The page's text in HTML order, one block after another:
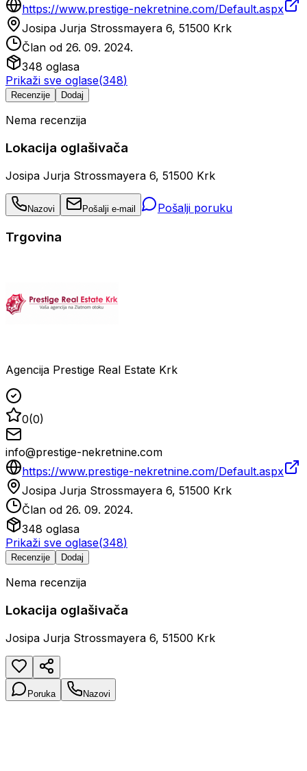
https://www.prestige-nekretnine.com/Default.aspx
Josipa Jurja Strossmayera 6, 51500 Krk
Član od 26. 09. 2024.
348 oglasa
Prikaži sve oglase(348)
Recenzije Dodaj
Nema recenzija
Lokacija oglašivača
Josipa Jurja Strossmayera 6, 51500 Krk
Nazovi Pošalji e-mail Pošalji poruku
Trgovina
Agencija Prestige Real Estate Krk
0(0)
info@prestige-nekretnine.com
https://www.prestige-nekretnine.com/Default.aspx
Josipa Jurja Strossmayera 6, 51500 Krk
Član od 26. 09. 2024.
348 oglasa
Prikaži sve oglase(348)
Recenzije Dodaj
Nema recenzija
Lokacija oglašivača
Josipa Jurja Strossmayera 6, 51500 Krk
Poruka Nazovi